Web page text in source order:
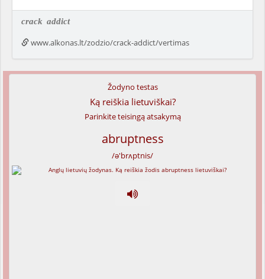
crack addict
www.alkonas.lt/zodzio/crack-addict/vertimas
Žodyno testas
Ką reiškia lietuviškai?
Parinkite teisingą atsakymą
abruptness
/ə'brʌptnis/